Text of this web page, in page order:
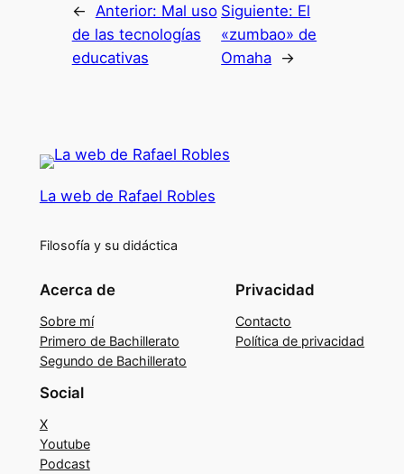
← Anterior: Mal uso
de las tecnologías
educativas
Siguiente: El
«zumbao» de
Omaha →
La web de Rafael Robles
Filosofía y su didáctica
Acerca de
Sobre mí
Primero de Bachillerato
Segundo de Bachillerato
Privacidad
Contacto
Política de privacidad
Social
X
Youtube
Podcast